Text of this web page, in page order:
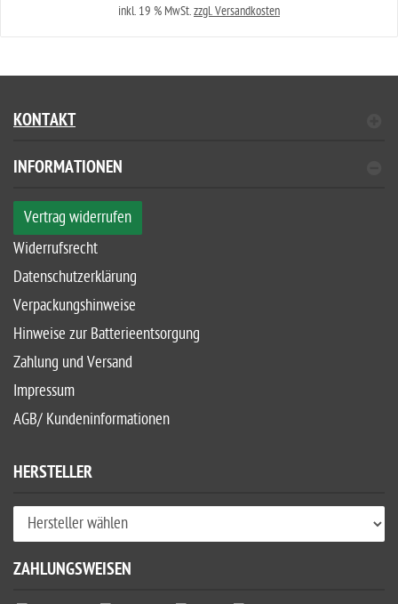
inkl. 19 % MwSt.zzgl. Versandkosten
KONTAKT
INFORMATIONEN
Vertrag widerrufen
Widerrufsrecht
Datenschutzerklärung
Verpackungshinweise
Hinweise zur Batterieentsorgung
Zahlung und Versand
Impressum
AGB/ Kundeninformationen
HERSTELLER
ZAHLUNGSWEISEN